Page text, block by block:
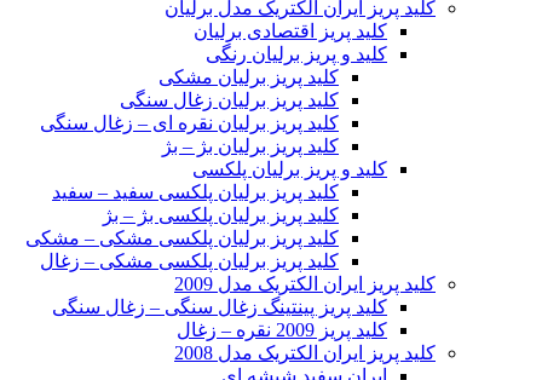
کلید پریز ایران الکتریک مدل برلیان
کلید پریز اقتصادی برلیان
کلید و پریز برلیان رنگی
کلید پریز برلیان مشکی
کلید پریز برلیان زغال سنگی
کلید پریز برلیان نقره ای – زغال سنگی
کلید پریز برلیان بژ – بژ
کلید و پریز برلیان پلکسی
کلید پریز برلیان پلکسی سفید – سفید
کلید پریز برلیان پلکسی بژ – بژ
کلید پریز برلیان پلکسی مشکی – مشکی
کلید پریز برلیان پلکسی مشکی – زغال
کلید پریز ایران الکتریک مدل 2009
کلید پریز پینتینگ زغال سنگی – زغال سنگی
کلید پریز 2009 نقره – زغال
کلید پریز ایران الکتریک مدل 2008
ایران سفید شیشه ای